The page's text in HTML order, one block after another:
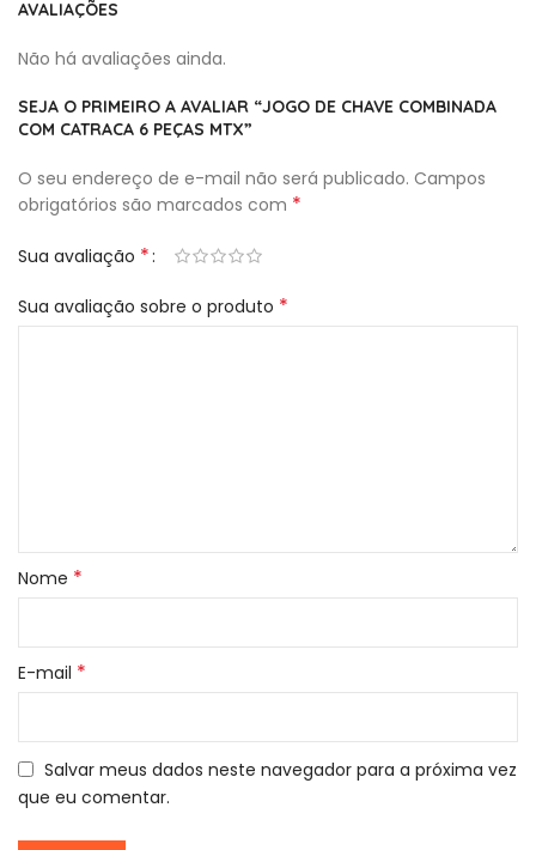
AVALIAÇÕES
Não há avaliações ainda.
SEJA O PRIMEIRO A AVALIAR “JOGO DE CHAVE COMBINADA
COM CATRACA 6 PEÇAS MTX”
O seu endereço de e-mail não será publicado. Campos
obrigatórios são marcados com *
Sua avaliação *
Sua avaliação sobre o produto *
Nome *
E-mail *
Salvar meus dados neste navegador para a próxima vez
que eu comentar.